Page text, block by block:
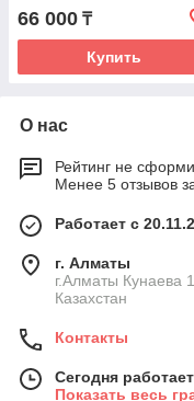
66 000 ₸
Купить
О нас
Рейтинг не
Менее 5 отзывов
Работает с
г. Алматы
г.Алматы Кунаева
Казахстан
Контакты
Сегодня
Показать весь